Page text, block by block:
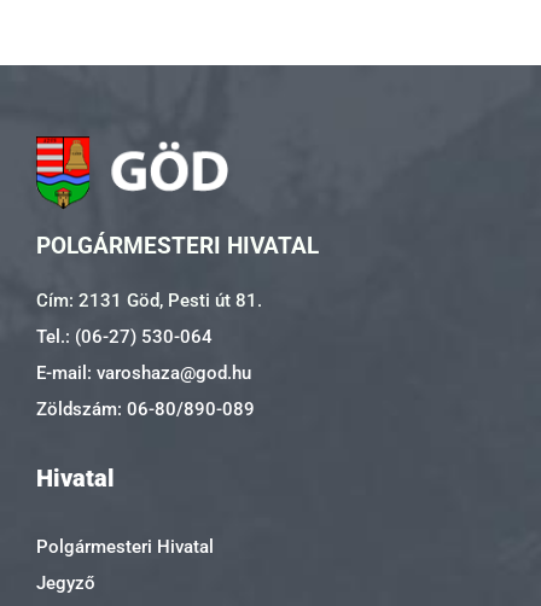
POLGÁRMESTERI HIVATAL
Cím: 2131 Göd, Pesti út 81.
Tel.: (06-27) 530-064
E-mail: varoshaza@god.hu
Zöldszám: 06-80/890-089
Hivatal
Polgármesteri Hivatal
Jegyző